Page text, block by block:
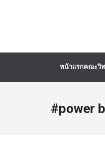
หน้าแรกคณะวิ
#power